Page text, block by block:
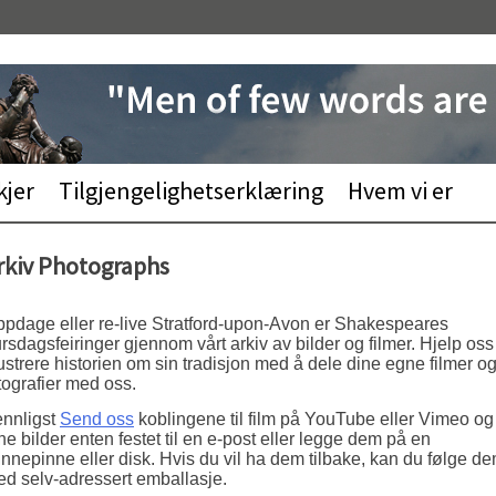
Tilgjengelighetserklæring Hvem vi er
Photographs
eller re-live Stratford-upon-Avon er Shakespeares
gjennom vårt arkiv av bilder og filmer. Hjelp
historien om sin tradisjon med å dele dine egne filmer og
med oss.
Send oss koblingene til film på YouTube eller Vimeo og
bilder enten festet til en e-post eller legge dem på en
eller disk. Hvis du vil ha dem tilbake, kan du følge
selv-adressert emballasje.